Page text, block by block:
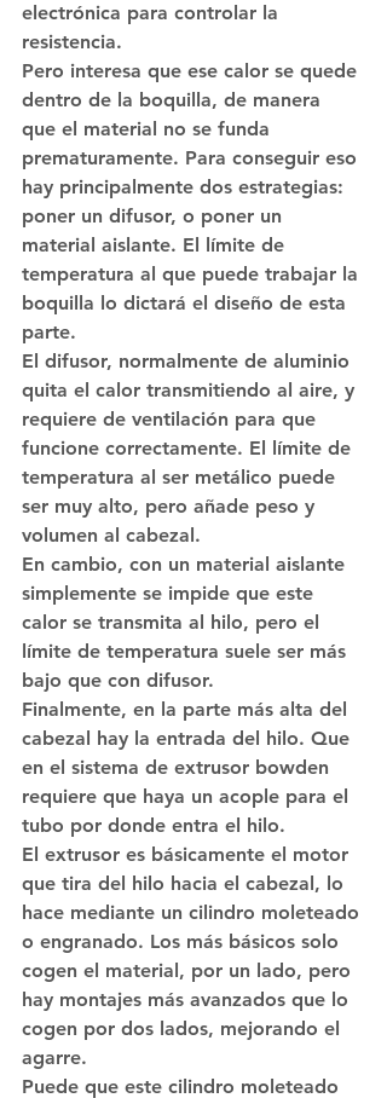
electrónica para controlar la
resistencia.
Pero interesa que ese calor se quede
dentro de la boquilla, de manera
que el material no se funda
prematuramente. Para conseguir eso
hay principalmente dos estrategias:
poner un difusor, o poner un
material aislante. El límite de
temperatura al que puede trabajar la
boquilla lo dictará el diseño de esta
parte.
El difusor, normalmente de aluminio
quita el calor transmitiendo al aire, y
requiere de ventilación para que
funcione correctamente. El límite de
temperatura al ser metálico puede
ser muy alto, pero añade peso y
volumen al cabezal.
En cambio, con un material aislante
simplemente se impide que este
calor se transmita al hilo, pero el
límite de temperatura suele ser más
bajo que con difusor.
Finalmente, en la parte más alta del
cabezal hay la entrada del hilo. Que
en el sistema de extrusor bowden
requiere que haya un acople para el
tubo por donde entra el hilo.
El extrusor es básicamente el motor
que tira del hilo hacia el cabezal, lo
hace mediante un cilindro moleteado
o engranado. Los más básicos solo
cogen el material, por un lado, pero
hay montajes más avanzados que lo
cogen por dos lados, mejorando el
agarre.
Puede que este cilindro moleteado